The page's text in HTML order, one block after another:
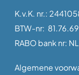
K.v.K. nr.:
BTW-nr:
RABO bank nr:
Algemene